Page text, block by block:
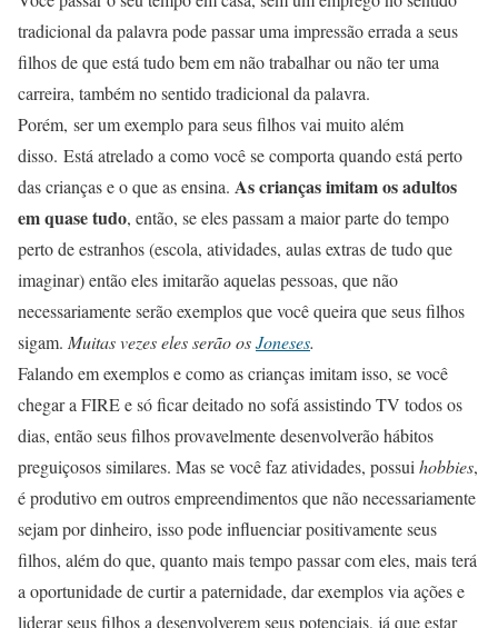
tradicional da palavra pode passar uma impressão errada a seus
filhos de que está tudo bem em não trabalhar ou não ter uma
carreira, também no sentido tradicional da palavra.
Porém, ser um exemplo para seus filhos vai muito além
disso. Está atrelado a como você se comporta quando está perto
das crianças e o que as ensina. As crianças imitam os adultos
em quase tudo, então, se eles passam a maior parte do tempo
perto de estranhos (escola, atividades, aulas extras de tudo que
imaginar) então eles imitarão aquelas pessoas, que não
necessariamente serão exemplos que você queira que seus filhos
sigam. Muitas vezes eles serão osJoneses.
Falando em exemplos e como as crianças imitam isso, se você
chegar a FIRE e só ficar deitado no sofá assistindo TV todos os
dias, então seus filhos provavelmente desenvolverão hábitos
preguiçosos similares. Mas se você faz atividades, possuihobbies,
é produtivo em outros empreendimentos que não necessariamente
sejam por dinheiro, isso pode influenciar positivamente seus
filhos, além do que, quanto mais tempo passar com eles, mais terá
a oportunidade de curtir a paternidade, dar exemplos via ações e
liderar seus filhos a desenvolverem seus potenciais, já que estar